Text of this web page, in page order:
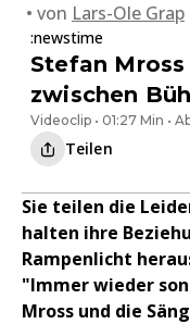
von Lars-Ole Grap
:newstime
Stefan
zwischen
Videoclip • 01:27 Min •
Teilen
Sie teilen die
halten ihre
Rampenlicht
"Immer wieder
Mross und die